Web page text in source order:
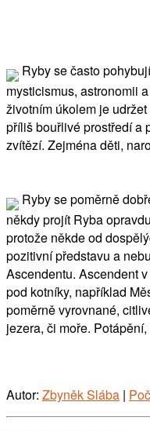
Ryby se často
mysticismus, astronomii
životním úkolem je
příliš bouřlivé prostředí a
zvítězí. Zejména děti,
Ryby se poměrně
někdy projít Ryba
protože někde od
pozitivní představu a
Ascendentu. Ascendent
pod kotníky, například
poměrně vyrovnané,
jezera, či moře.
Autor: Zbyněk Slába |